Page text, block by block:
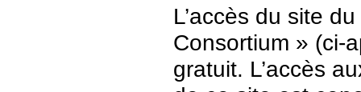
L’accès du site
Consortium » (ci-
gratuit. L’accès